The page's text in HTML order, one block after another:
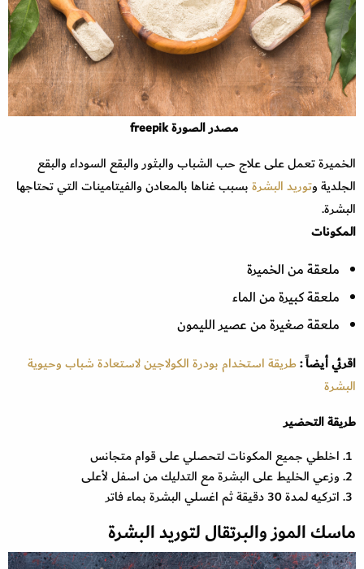
مصدر الصورة freepik
الخميرة تعمل على علاج حب الشباب والبثور والبقع السوداء والبقع
الجلدية وتوريد البشرةبسبب غناها بالمعادن والفيتامينات التي تحتاجها
البشرة.
المكونات
ملعقة من الخميرة
ملعقة كبيرة من الماء
ملعقة صغيرة من عصير الليمون
اقرئي أيضاً :طريقة استخدام بودرة الكولاجين لاستعادة شباب وحيوية
البشرة
طريقة التحضير
اخلطي جميع المكونات لتحصلي على قوام متجانس
وزعي الخليط على البشرة مع التدليك من اسفل لأعلى
اتركيه لمدة 30 دقيقة ثم اغسلي البشرة بماء فاتر
ماسك الموز والبرتقال لتوريد البشرة